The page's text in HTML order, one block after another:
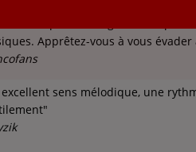
Apprêtez-vous à vous évader
sens mélodique, une